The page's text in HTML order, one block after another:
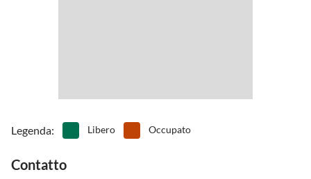
Legenda: Libero Occupato
Contatto